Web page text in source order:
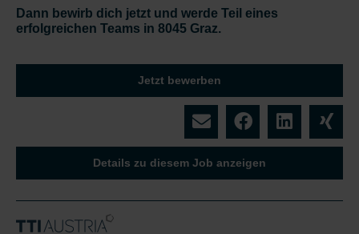
Dann bewirb dich jetzt und werde Teil eines
erfolgreichen Teams in 8045 Graz.
Jetzt bewerben
Details zu diesem Job anzeigen